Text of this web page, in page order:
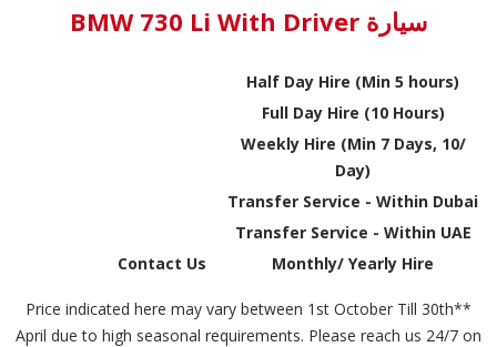
سيارة BMW 730 Li With Driver
Half Day Hire (Min 5 hours)
Full Day Hire (10 Hours)
Weekly Hire (Min 7 Days, 10/
Day)
Transfer Service - Within Dubai
Transfer Service - Within UAE
Monthly/ Yearly Hire
Contact Us
**Price indicated here may vary between 1st October Till 30th
April due to high seasonal requirements. Please reach us 24/7 on